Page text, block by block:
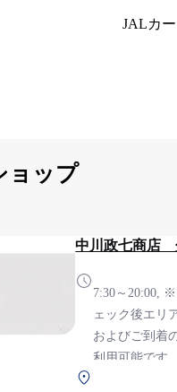
JALカ
ョップ
中川政七商
7:30～20:00,
ェック後エリ
およびご到着
利用可能です